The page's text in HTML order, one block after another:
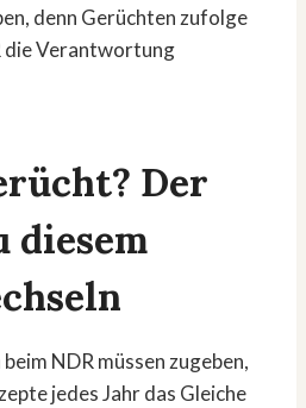
denn Gerüchten zufolge
die Verantwortung
Der
diesem
NDR müssen zugeben,
jedes Jahr das Gleiche